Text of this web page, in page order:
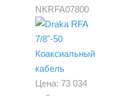
NKRFA07800
Цена: 73 034